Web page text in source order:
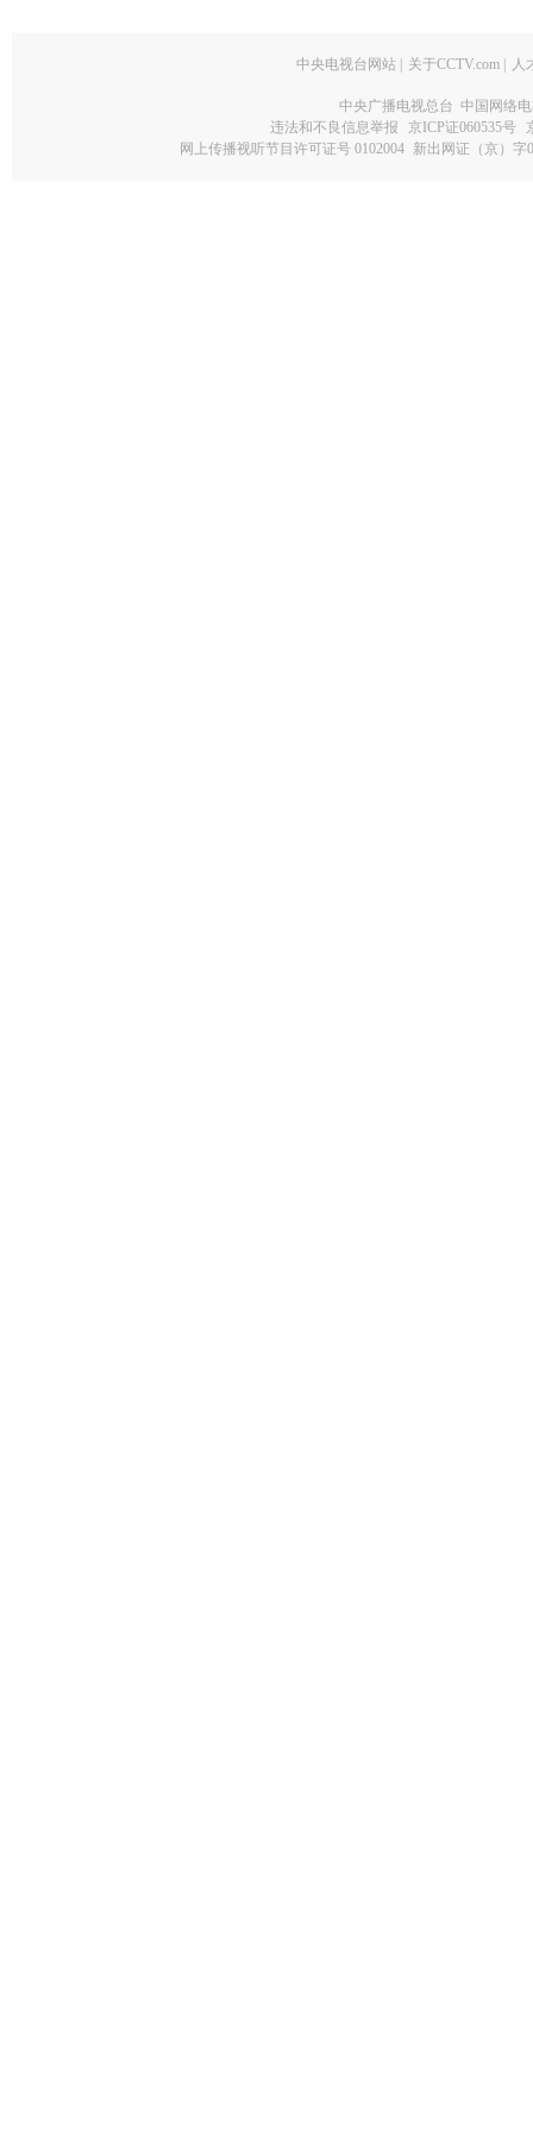
中央电视台网站 关于CCTV.com 人
中央广播电视总台 中国网络
违法和不良信息举报
京ICP证060535号
网上传播视听节目许可证号 0102004 新出网证（京）